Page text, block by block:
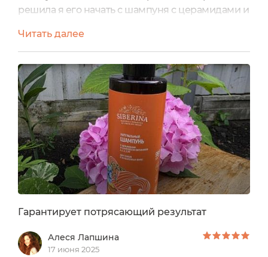
решила я его начать с шампуня с церамидами и
и и ослабленных волос.➤Объём: 200
мл➤Производитель: Россия➤Срок годности: 18
месяцев, после вскрытия хранить 6
месяцев.Первое, что бросается в глаза, – это
дизайн флакона. Сам шампунь заключен в
темно-коричневый пластиковый флакон...
Читать далее
Гарантирует потрясающий результат
Алеся Лапшина
17 июня 2025